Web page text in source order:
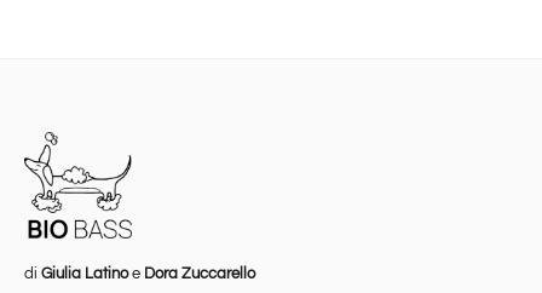
di Giulia Latinoe Dora Zuccarello